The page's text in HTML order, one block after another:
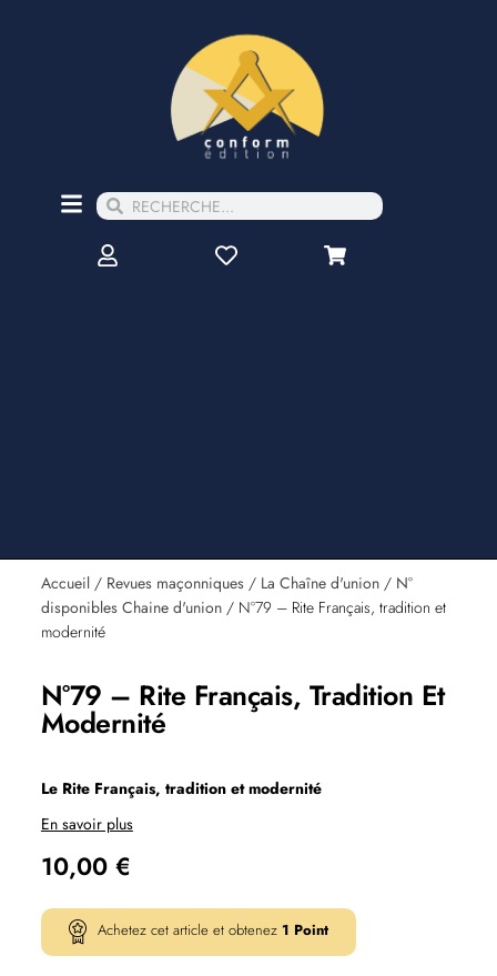
Accueil/ Revues maçonniques/ La Chaîne d'union/ N°
disponibles Chaine d'union/ N°79 – Rite Français, tradition et
modernité
N°79 – Rite Français, Tradition Et
Modernité
Le Rite Français, tradition et modernité
En savoir plus
10,00 €
Achetez cet article et obtenez 1 Point